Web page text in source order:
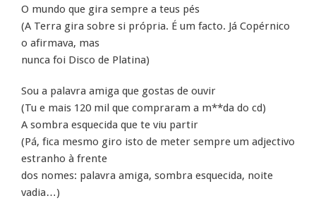
O mundo que gira sempre a teus pés
(A Terra gira sobre si própria. É um facto. Já Copérnico
o afirmava, mas
nunca foi Disco de Platina)
Sou a palavra amiga que gostas de ouvir
(Tu e mais 120 mil que compraram a m**da do cd)
A sombra esquecida que te viu partir
(Pá, fica mesmo giro isto de meter sempre um adjectivo
estranho à frente
dos nomes: palavra amiga, sombra esquecida, noite
vadia…)